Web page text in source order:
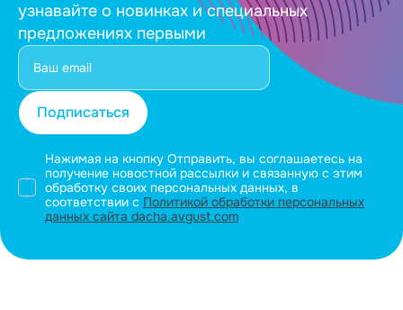
узнавайте о новинках и специальных
предложениях первыми
Подписаться
Нажимая на кнопку Отправить, вы соглашаетесь на
получение новостной рассылки и связанную с этим
обработку своих персональных данных, в
соответствии с Политикой обработки персональных
данных сайта dacha.avgust.com